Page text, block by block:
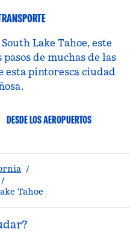
Lake Tahoe, este
de muchas de las
esta pintoresca ciudad
DESDE LOS AEROPUERTOS
/
/
Tahoe